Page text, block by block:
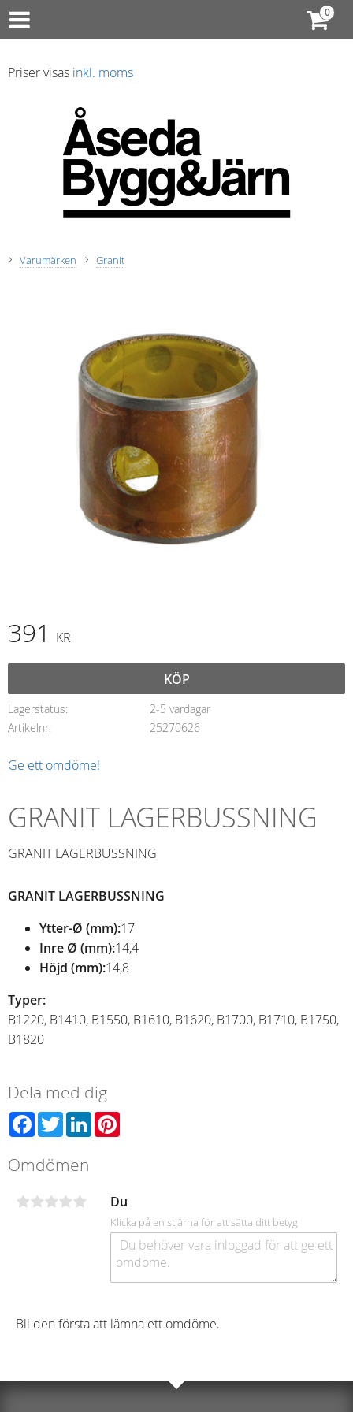
Priser visas inkl. moms
Varumärken Granit
391 KR
KÖP
Lagerstatus
2-5 vardagar
Artikelnr
25270626
Ge ett omdöme!
GRANIT LAGERBUSSNING
GRANIT LAGERBUSSNING
GRANIT LAGERBUSSNING
Ytter-Ø (mm):17
Inre Ø (mm):14,4
Höjd (mm):14,8
Typer:
B1220, B1410, B1550, B1610, B1620, B1700, B1710, B1750,
B1820
Dela med dig
Facebook
TwitterLinkedIn
Omdömen
Du
Klicka på en stjärna för att sätta ditt betyg
Bli den första att lämna ett omdöme.